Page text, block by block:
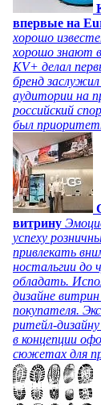
впервые на
хорошо
хорошо знают
KV+ делал
бренд
аудитории на
российский
был
витрину
успеху
привлекать
ностальгии до
обладать.
дизайне
покупателя.
ритейл-
в концепции
сюжетах для